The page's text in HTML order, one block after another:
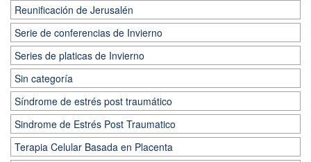
Reunificación de Jerusalén
Serie de conferencias de Invierno
Series de platicas de Invierno
Sin categoría
Síndrome de estrés post traumático
Sindrome de Estrés Post Traumatico
Terapia Celular Basada en Placenta